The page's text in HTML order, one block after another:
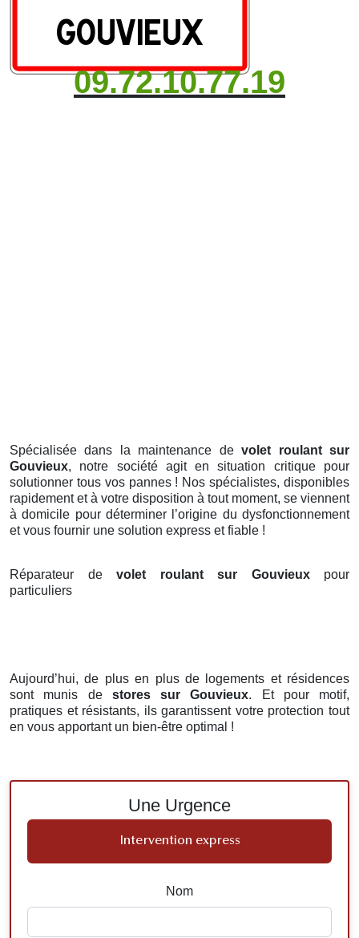
09.72.10.77.19
Spécialisée dans la maintenance devolet roulant sur
Gouvieux, notre société agit en situation critique pour
solutionner tous vos pannes ! Nos spécialistes, disponibles
rapidement et à votre disposition à tout moment, se viennent
à domicile pour déterminer l’origine du dysfonctionnement
et vous fournir une solution express et fiable !
Réparateur de volet roulant sur Gouvieux pour
particuliers
Aujourd’hui, de plus en plus de logements et résidences
sont munis de stores sur Gouvieux. Et pour motif,
pratiques et résistants, ils garantissent votre protection tout
en vous apportant un bien-être optimal !
Une Urgence
Intervention express
Nom